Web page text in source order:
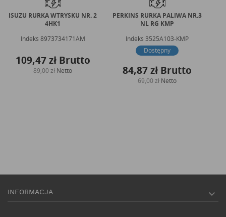
ISUZU RURKA WTRYSKU NR. 2
4HK1
Indeks 8973734171AM
109,47 złBrutto
89,00 zł Netto
PERKINS RURKA PALIWA NR.3
NL RG KMP
Indeks 3525A103-KMP
Dostępny
84,87 zł Brutto
69,00 zł Netto
INFORMACJA 